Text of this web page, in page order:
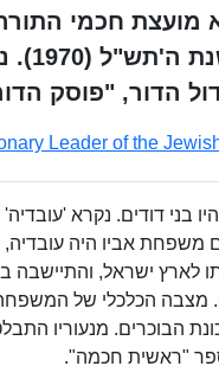
ונשיא מועצת
הקמתה.
הדור, "פוסק
Leader of the
היו בני דודים. נקרא
משפחת אביו היה
עלתה משפחתו לארץ ישראל,
הכלכלי של המשפחה
הבוכרים. מנעוריו
"ראשית חכמה".